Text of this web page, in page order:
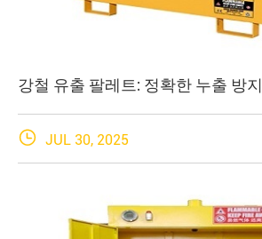
강철 유출 팔레트: 정확한 누출 방지
 JUL 30, 2025